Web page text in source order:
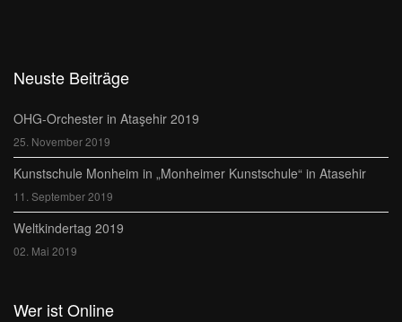
Neuste Beiträge
OHG-Orchester in Ataşehir 2019
25. November 2019
Kunstschule Monheim in „Monheimer Kunstschule“ in Atasehir
11. September 2019
Weltkindertag 2019
02. Mai 2019
Wer ist Online